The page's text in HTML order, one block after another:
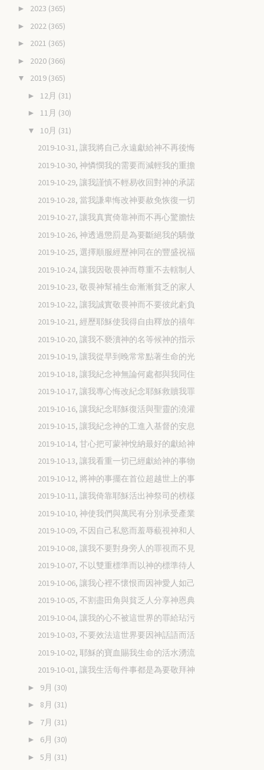
► 2023 (365)
► 2022 (365)
► 2021 (365)
► 2020 (366)
▼ 2019 (365)
► 12月 (31)
► 11月 (30)
▼ 10月 (31)
2019-10-31, 讓我將自己永遠獻給神不再後悔
2019-10-30, 神憐憫我的需要而減輕我的重擔
2019-10-29, 讓我謹慎不輕易收回對神的承諾
2019-10-28, 當我謙卑悔改神要赦免恢復一切
2019-10-27, 讓我真實倚靠神而不再心驚膽怯
2019-10-26, 神透過懲罰是為要斷絕我的驕傲
2019-10-25, 選擇順服經歷神同在的豐盛祝福
2019-10-24, 讓我因敬畏神而尊重不去轄制人
2019-10-23, 敬畏神幫補生命漸漸貧乏的家人
2019-10-22, 讓我誠實敬畏神而不要彼此虧負
2019-10-21, 經歷耶穌使我得自由釋放的禧年
2019-10-20, 讓我不褻瀆神的名等候神的指示
2019-10-19, 讓我從早到晚常常點著生命的光
2019-10-18, 讓我紀念神無論何處都與我同住
2019-10-17, 讓我專心悔改紀念耶穌救贖我罪
2019-10-16, 讓我紀念耶穌復活與聖靈的澆灌
2019-10-15, 讓我紀念神的工進入基督的安息
2019-10-14, 甘心把可蒙神悅納最好的獻給神
2019-10-13, 讓我看重一切已經獻給神的事物
2019-10-12, 將神的事擺在首位超越世上的事
2019-10-11, 讓我倚靠耶穌活出神祭司的榜樣
2019-10-10, 神使我們與萬民有分別承受產業
2019-10-09, 不因自己私慾而羞辱藐視神和人
2019-10-08, 讓我不要對身旁人的罪視而不見
2019-10-07, 不以雙重標準而以神的標準待人
2019-10-06, 讓我心裡不懷恨而因神愛人如己
2019-10-05, 不割盡田角與貧乏人分享神恩典
2019-10-04, 讓我的心不被這世界的罪給玷污
2019-10-03, 不要效法這世界要因神話語而活
2019-10-02, 耶穌的寶血賜我生命的活水湧流
2019-10-01, 讓我生活每件事都是為要敬拜神
► 9月 (30)
► 8月 (31)
► 7月 (31)
► 6月 (30)
► 5月 (31)